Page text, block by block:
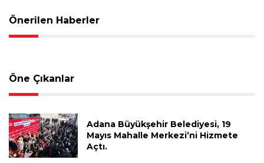
Önerilen Haberler
Öne Çıkanlar
Adana Büyükşehir Belediyesi, 19
Mayıs Mahalle Merkezi’ni Hizmete
Açtı.